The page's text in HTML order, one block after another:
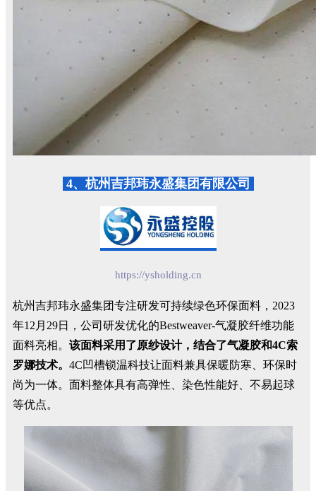
4、杭州吉邦玮永盛集团有限公司
https://ysholding.cn
杭州吉邦玮永盛集团专注研发可持续绿色环保面料，2023
年12月29日，公司研发优化的Bestweaver-气凝胶纤维功能
面料亮相。 该面料采用了原纱设计，结合了气凝胶和4C索
罗娜技术。 4C凹槽锁温科技让面料兼具保暖防寒、环保时
尚为一体。面料整体具有高弹性、染色性能好、不易起球
等优点。